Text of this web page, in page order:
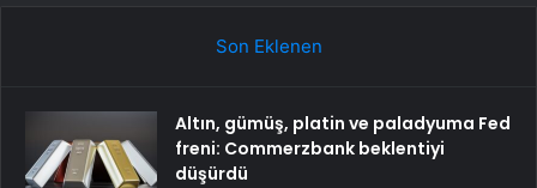
Son Eklenen
Altın, gümüş, platin ve paladyuma Fed
freni: Commerzbank beklentiyi
düşürdü